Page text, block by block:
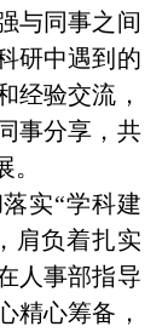
与同事之间
研中遇到的
经验交流，
事分享，共
。
实“学科建
肩负着扎实
人事部指导
精心筹备，